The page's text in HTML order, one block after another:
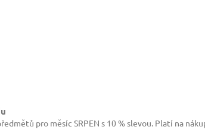
d
pro měsíc SRPEN s 10 % slevou. Platí na